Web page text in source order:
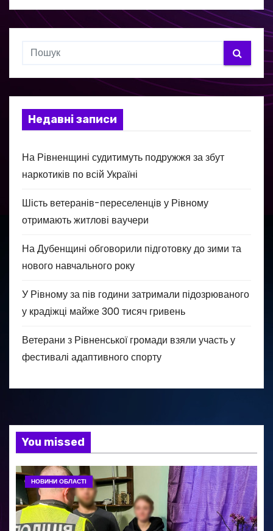
Недавні записи
На Рівненщині судитимуть подружжя за збут
наркотиків по всій Україні
Шість ветеранів-переселенців у Рівному
отримають житлові ваучери
На Дубенщині обговорили підготовку до зими та
нового навчального року
У Рівному за пів години затримали підозрюваного
у крадіжці майже 300 тисяч гривень
Ветерани з Рівненської громади взяли участь у
фестивалі адаптивного спорту
You missed
НОВИНИ ОБЛАСТІ